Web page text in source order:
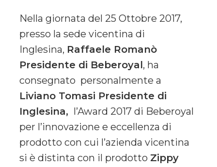
Nella giornata del 25 Ottobre 2017,
presso la sede vicentina di
Inglesina, Raffaele Romanò
Presidente di Beberoyal , ha
consegnato personalmente a
Liviano Tomasi Presidente di
Inglesina,
l’Award 2017 di Beberoyal
per l’innovazione e eccellenza di
prodotto con cui l’azienda vicentina
si è distinta con il prodotto Zippy